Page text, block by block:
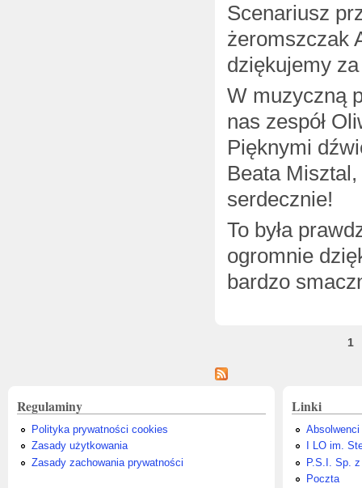
Scenariusz
żeromszczak
dziękujemy
W muzyczną
nas zespół
Pięknymi
Beata
serdecznie!
To była
ogromnie
bardzo
1
Regulaminy
Polityka prywatności cookies
Zasady użytkowania
Zasady zachowania prywatności
Linki
Absolwenci
I LO im.
P.S.I. Sp.
Poczta